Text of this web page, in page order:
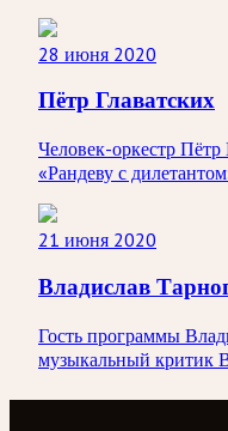
28 июня 2020
Пётр Главатских
Человек-оркестр
«Рандеву с
21 июня 2020
Владислав
Гость программы
музыкальный критик